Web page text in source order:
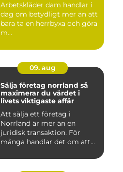
Arbetskläder dam handlar i
dag om betydligt mer än att
bara ta en herrbyxa och göra
m...
09. aug
Sälja företag norrland så
maximerar du värdet i
livets viktigaste affär
Att sälja ett företag i
Norrland är mer än en
juridisk transaktion. För
många handlar det om att